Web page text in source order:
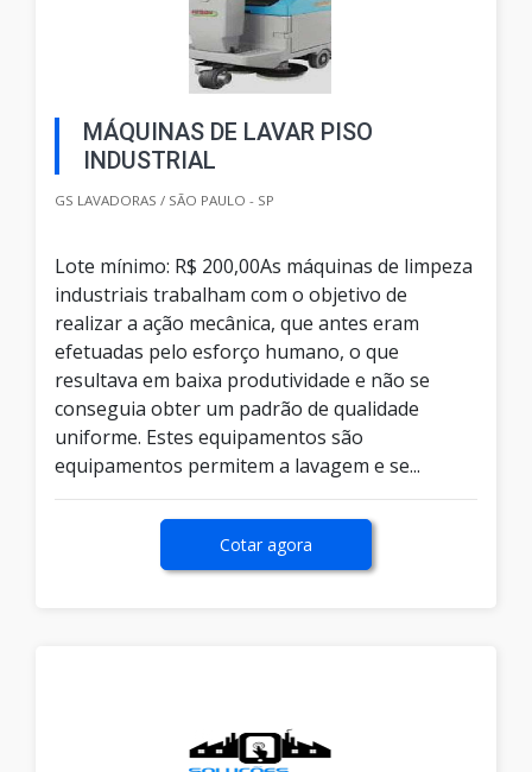
MÁQUINAS DE LAVAR PISO
INDUSTRIAL
GS LAVADORAS / SÃO PAULO - SP
Lote mínimo: R$ 200,00As máquinas de limpeza
industriais trabalham com o objetivo de
realizar a ação mecânica, que antes eram
efetuadas pelo esforço humano, o que
resultava em baixa produtividade e não se
conseguia obter um padrão de qualidade
uniforme. Estes equipamentos são
equipamentos permitem a lavagem e se...
Cotar agora